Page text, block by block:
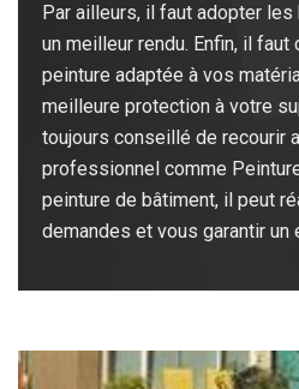
Par ailleurs, il faut adopter
un meilleur rendu. Enfin, il faut
peinture adaptée à vos
meilleure protection à votre
toujours conseillé de recourir
professionnel comme
peinture de bâtiment, il peut
demandes et vous garantir un